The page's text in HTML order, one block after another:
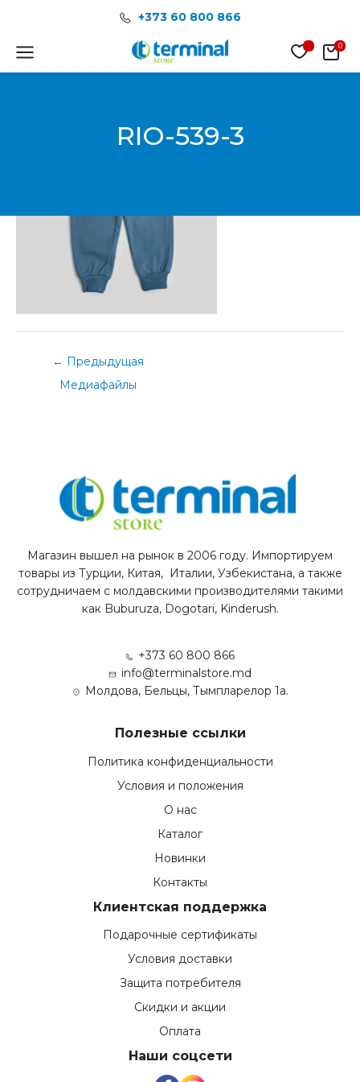
содержимому
+373 60 800 866
Main
Menu
RIO-539-3
← Предыдущая
Медиафайлы
Магазин вышел на рынок в 2006 году. Импортируем
товары из Турции, Китая, Италии, Узбекистана, а также
сотрудничаем с молдавскими производителями такими
как Buburuza, Dogotari, Kinderush.
+373 60 800 866
info@terminalstore.md
Молдова, Бельцы, Тымпларелор 1а.
Полезные ссылки
Политика конфиденциальности
Условия и положения
О нас
Каталог
Новинки
Контакты
Клиентская поддержка
Подарочные сертификаты
Условия доставки
Защита потребителя
Скидки и акции
Оплата
Наши соцсети